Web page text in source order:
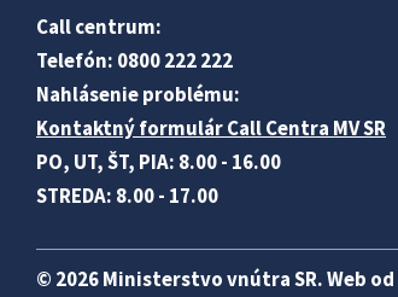
Call centrum:
Telefón: 0800 222 222
Nahlásenie problému:
Kontaktný formulár Call Centra MV SR
PO, UT, ŠT, PIA: 8.00 - 16.00
STREDA: 8.00 - 17.00
© 2026 Ministerstvo vnútra SR. Web od